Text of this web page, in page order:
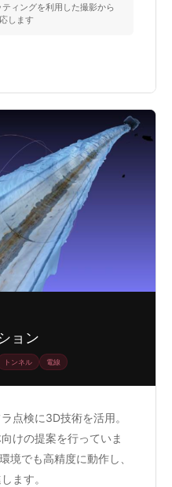
ィングを利用した撮影から
します
ョン
トンネル 電線
点検に3D技術を活用。
けの提案を行っていま
境でも高精度に動作し、
ます。